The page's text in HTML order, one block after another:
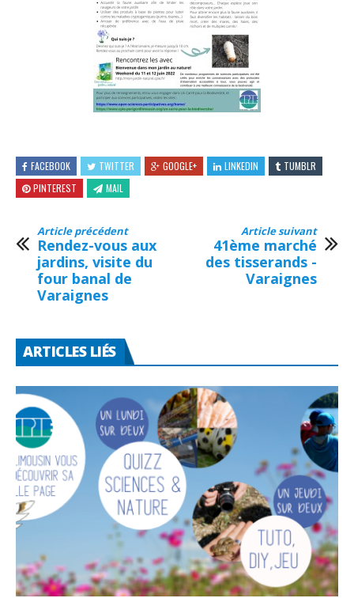
FACEBOOK TWITTER GOOGLE+ LINKEDIN
TUMBLR
PINTEREST
MAIL
Article précédent
Rendez-vous aux
jardins, visite du
four banal de
Varaignes
Article suivant
41ème marché
des tisserands -
Varaignes
ARTICLES LIÉS